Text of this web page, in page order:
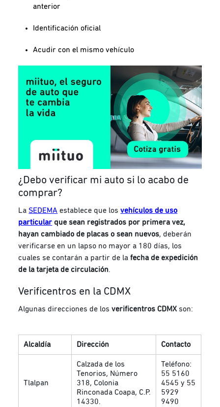
anterior
Identificación oficial
Acudir con el mismo vehículo
¿Debo verificar mi auto si lo acabo de
comprar?
La SEDEMA establece que los vehículos de uso
particular que sean registrados por primera vez,
hayan cambiado de placas o sean nuevos, deberán
verificarse en un lapso no mayor a 180 días, los
cuales se contarán a partir de la fecha de expedición
de la tarjeta de circulación.
Verificentros en la CDMX
Algunas direcciones de losverificentros CDMXson:
Alcaldía Dirección Contacto
Tlalpan
Calzada de los
Tenorios, Número
318, Colonia
Rinconada Coapa, C.P.
14330.
Teléfono:
55 5160
4545 y 55
5929
9490